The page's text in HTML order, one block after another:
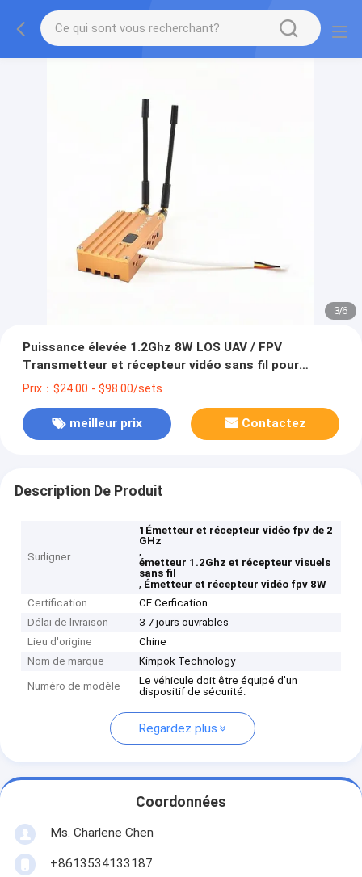
3/6
Puissance élevée 1.2Ghz 8W LOS UAV / FPV
Transmetteur et récepteur vidéo sans fil pour
drones
Prix：$24.00 - $98.00/sets
meilleur prix Contactez
Description De Produit
Surligner
1Émetteur et récepteur vidéo fpv de 2
GHz
,
émetteur 1.2Ghz et récepteur visuels
sans fil
, Émetteur et récepteur vidéo fpv 8W
Certification
CE Cerfication
Délai de livraison
3-7 jours ouvrables
Lieu d'origine
Chine
Nom de marque
Kimpok Technology
Numéro de modèle
Le véhicule doit être équipé d'un
dispositif de sécurité.
Regardez plus
Coordonnées
Ms. Charlene Chen
+8613534133187